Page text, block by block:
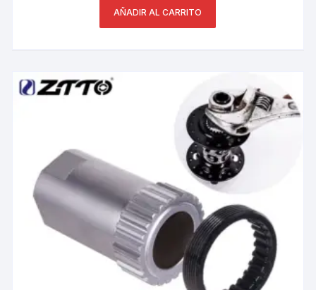
AÑADIR AL CARRITO